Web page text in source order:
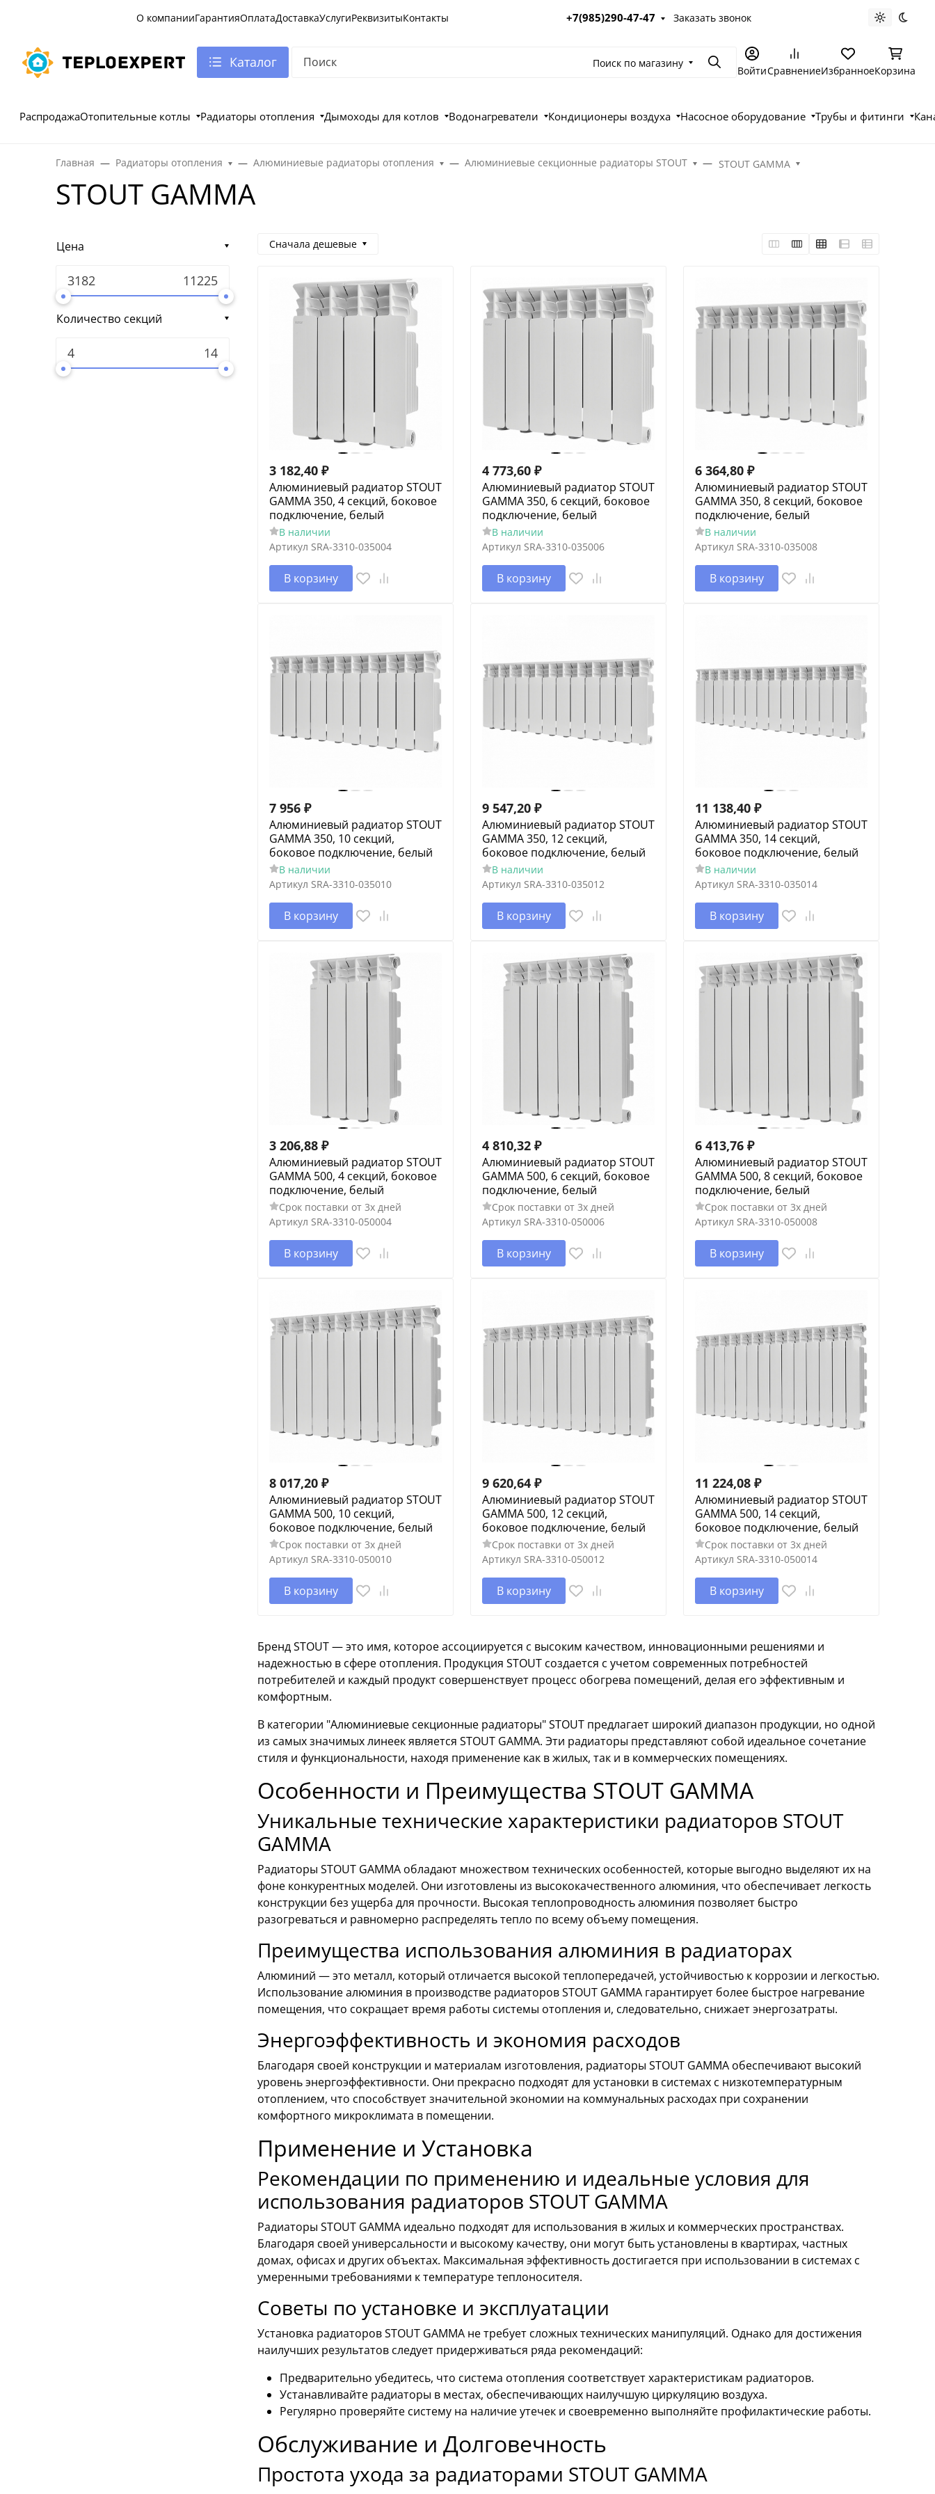
О компанииГарантияОплатаДоставкаУслугиРеквизитыКонтакты +7(985)290-47-47 Заказать звонок Светлая
Каталог Поиск по магазину ПоискВойтиСравнениеИзбранноеКорзина
РаспродажаОтопительные котлы Радиаторы отопления Дымоходы для котлов Водонагреватели Кондиционеры воздуха Насосное оборудование Трубы и фитинги
Главная Радиаторы отопления Алюминиевые радиаторы отопления Алюминиевые секционные радиаторы STOUT STOUT GAMMA
STOUT GAMMA
Цена
Количество секций
Сначала дешевые
3 182,40 ₽
Алюминиевый радиатор STOUT
GAMMA 350, 4 секций, боковое
подключение, белый
В наличии
Артикул SRA-3310-035004
В корзину
4 773,60 ₽
Алюминиевый радиатор STOUT
GAMMA 350, 6 секций, боковое
подключение, белый
В наличии
Артикул SRA-3310-035006
В корзину
6 364,80 ₽
Алюминиевый радиатор STOUT
GAMMA 350, 8 секций, боковое
подключение, белый
В наличии
Артикул SRA-3310-035008
В корзину
7 956 ₽
Алюминиевый радиатор STOUT
GAMMA 350, 10 секций,
боковое подключение, белый
В наличии
Артикул SRA-3310-035010
В корзину
9 547,20 ₽
Алюминиевый радиатор STOUT
GAMMA 350, 12 секций,
боковое подключение, белый
В наличии
Артикул SRA-3310-035012
В корзину
11 138,40 ₽
Алюминиевый радиатор STOUT
GAMMA 350, 14 секций,
боковое подключение, белый
В наличии
Артикул SRA-3310-035014
В корзину
3 206,88 ₽
Алюминиевый радиатор STOUT
GAMMA 500, 4 секций, боковое
подключение, белый
Срок поставки от 3х дней
Артикул SRA-3310-050004
В корзину
4 810,32 ₽
Алюминиевый радиатор STOUT
GAMMA 500, 6 секций, боковое
подключение, белый
Срок поставки от 3х дней
Артикул SRA-3310-050006
В корзину
6 413,76 ₽
Алюминиевый радиатор STOUT
GAMMA 500, 8 секций, боковое
подключение, белый
Срок поставки от 3х дней
Артикул SRA-3310-050008
В корзину
8 017,20 ₽
Алюминиевый радиатор STOUT
GAMMA 500, 10 секций,
боковое подключение, белый
Срок поставки от 3х дней
Артикул SRA-3310-050010
В корзину
9 620,64 ₽
Алюминиевый радиатор STOUT
GAMMA 500, 12 секций,
боковое подключение, белый
Срок поставки от 3х дней
Артикул SRA-3310-050012
В корзину
11 224,08 ₽
Алюминиевый радиатор STOUT
GAMMA 500, 14 секций,
боковое подключение, белый
Срок поставки от 3х дней
Артикул SRA-3310-050014
В корзину
Бренд STOUT — это имя, которое ассоциируется с высоким качеством, инновационными решениями и
надежностью в сфере отопления. Продукция STOUT создается с учетом современных потребностей
потребителей и каждый продукт совершенствует процесс обогрева помещений, делая его эффективным и
комфортным.
В категории "Алюминиевые секционные радиаторы" STOUT предлагает широкий диапазон продукции, но одной
из самых значимых линеек является STOUT GAMMA. Эти радиаторы представляют собой идеальное сочетание
стиля и функциональности, находя применение как в жилых, так и в коммерческих помещениях.
Особенности и Преимущества STOUT GAMMA
Уникальные технические характеристики радиаторов STOUT
GAMMA
Радиаторы STOUT GAMMA обладают множеством технических особенностей, которые выгодно выделяют их на
фоне конкурентных моделей. Они изготовлены из высококачественного алюминия, что обеспечивает легкость
конструкции без ущерба для прочности. Высокая теплопроводность алюминия позволяет быстро
разогреваться и равномерно распределять тепло по всему объему помещения.
Преимущества использования алюминия в радиаторах
Алюминий — это металл, который отличается высокой теплопередачей, устойчивостью к коррозии и легкостью.
Использование алюминия в производстве радиаторов STOUT GAMMA гарантирует более быстрое нагревание
помещения, что сокращает время работы системы отопления и, следовательно, снижает энергозатраты.
Энергоэффективность и экономия расходов
Благодаря своей конструкции и материалам изготовления, радиаторы STOUT GAMMA обеспечивают высокий
уровень энергоэффективности. Они прекрасно подходят для установки в системах с низкотемпературным
отоплением, что способствует значительной экономии на коммунальных расходах при сохранении
комфортного микроклимата в помещении.
Применение и Установка
Рекомендации по применению и идеальные условия для
использования радиаторов STOUT GAMMA
Радиаторы STOUT GAMMA идеально подходят для использования в жилых и коммерческих пространствах.
Благодаря своей универсальности и высокому качеству, они могут быть установлены в квартирах, частных
домах, офисах и других объектах. Максимальная эффективность достигается при использовании в системах с
умеренными требованиями к температуре теплоносителя.
Советы по установке и эксплуатации
Установка радиаторов STOUT GAMMA не требует сложных технических манипуляций. Однако для достижения
наилучших результатов следует придерживаться ряда рекомендаций:
Предварительно убедитесь, что система отопления соответствует характеристикам радиаторов.
Устанавливайте радиаторы в местах, обеспечивающих наилучшую циркуляцию воздуха.
Регулярно проверяйте систему на наличие утечек и своевременно выполняйте профилактические работы.
Обслуживание и Долговечность
Простота ухода за радиаторами STOUT GAMMA